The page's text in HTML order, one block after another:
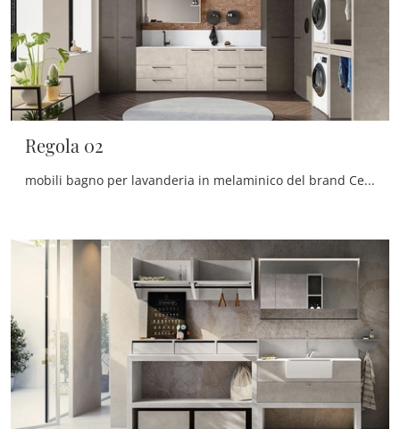
Regola 02
mobili bagno per lavanderia in melaminico del brand Cerasa: clicca e scopri l'arredo bagno moderno Regola 02 per la stanza del benessere.